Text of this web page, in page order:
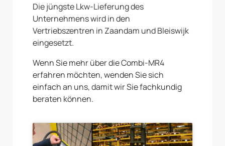
Die jüngste Lkw-Lieferung des
Unternehmens wird in den
Vertriebszentren in Zaandam und Bleiswijk
eingesetzt.
Wenn Sie mehr über die Combi-MR4
erfahren möchten, wenden Sie sich
einfach an uns, damit wir Sie fachkundig
beraten können.